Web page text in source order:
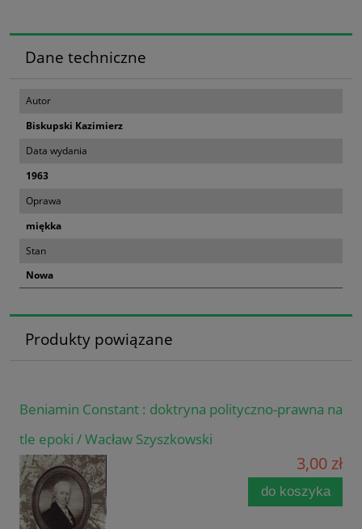
Dane techniczne
Autor
Biskupski Kazimierz
Data wydania
1963
Oprawa
miękka
Stan
Nowa
Produkty powiązane
Beniamin Constant : doktryna polityczno-prawna na
tle epoki / Wacław Szyszkowski
3,00 zł
do koszyka